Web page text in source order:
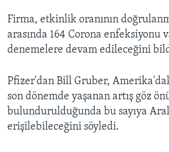
Firma, etkinlik oranının
arasında 164 Corona enfeksiyonu
denemelere devam edileceğini
Pfizer'dan Bill Gruber,
son dönemde yaşanan artış göz
bulundurulduğunda bu sayıya
erişilebileceğini söyledi.